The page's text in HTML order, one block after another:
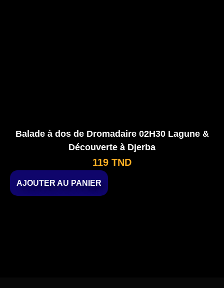
Balade à dos de Dromadaire 02H30 Lagune &
Découverte à Djerba
119 TND
AJOUTER AU PANIER